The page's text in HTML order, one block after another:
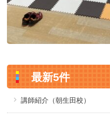
最新5件
講師紹介（朝生田校）